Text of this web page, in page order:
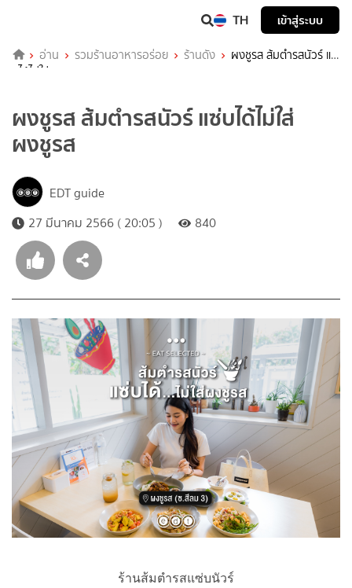
TH เข้าสู่ระบบ
อ่าน รวมร้านอาหารอร่อย ร้านดัง
ผงชูรส ส้มตำรสนัวร์ แซ่
บได้ไม่ใส่ผงชูรส
ผงชูรส ส้มตำรสนัวร์ แซ่บได้ไม่ใส่
ผงชูรส
EDT guide
27 มีนาคม 2566 ( 20:05 )
840
ร้านส้มตำรสแซ่บนัวร์